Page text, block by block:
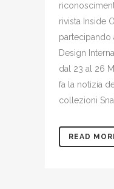
rivista Inside
partecipando
Design
dal 23 al 26
fa la notizia
collezioni
READ